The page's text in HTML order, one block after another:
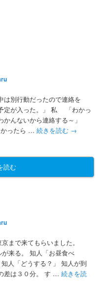
は別行動だったので連絡を
定が入った。」 私 「わかっ
んないから連絡する～」
かったら …続きを読む →
読む
まで来てもらいました。
来る。 知人「お昼食べ
人「どうする？」 知人が到
差は３０分。 す …続きを読